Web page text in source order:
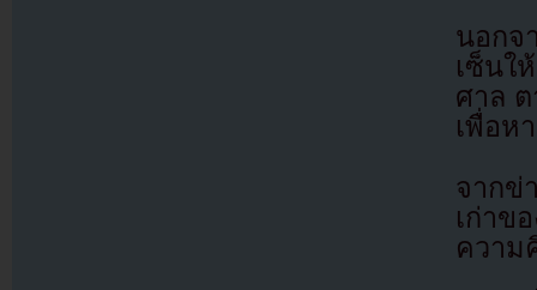
นอกจ
เซ็นใ
ศาล
เพื่อห
จากข่
เก่าข
ความ